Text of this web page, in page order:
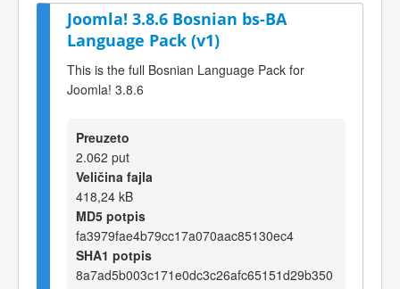
Joomla! 3.8.6 Bosnian bs-BA
Language Pack (v1)
This is the full Bosnian Language Pack for
Joomla! 3.8.6
Preuzeto
2.062 put
Veličina fajla
418,24 kB
MD5 potpis
fa3979fae4b79cc17a070aac85130ec4
SHA1 potpis
8a7ad5b003c171e0dc3c26afc65151d29b350